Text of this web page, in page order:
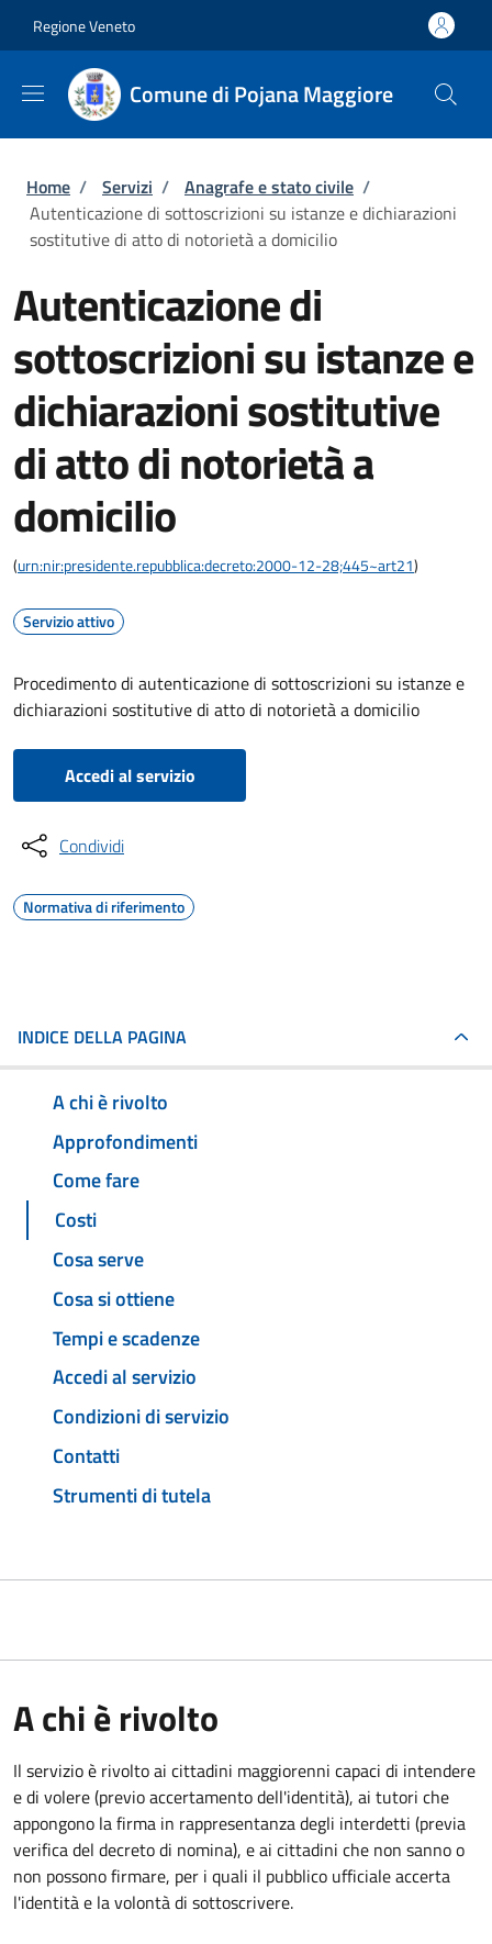
Regione Veneto
Comune di Pojana Maggiore
Briciole di pane
Home / Servizi / Anagrafe e stato civile /
Autenticazione di sottoscrizioni su istanze e dichiarazioni
sostitutive di atto di notorietà a domicilio
Autenticazione di
sottoscrizioni su istanze e
dichiarazioni sostitutive
di atto di notorietà a
domicilio
(urn:nir:presidente.repubblica:decreto:2000-12-28;445~art21)
Servizio attivo
Procedimento di autenticazione di sottoscrizioni su istanze e
dichiarazioni sostitutive di atto di notorietà a domicilio
Accedi al servizio
Condividi
Normativa di riferimento
INDICE DELLA PAGINA
A chi è rivolto
Approfondimenti
Come fare
Costi
Cosa serve
Cosa si ottiene
Tempi e scadenze
Accedi al servizio
Condizioni di servizio
Contatti
Strumenti di tutela
A chi è rivolto
Il servizio è rivolto ai cittadini maggiorenni capaci di intendere
e di volere (previo accertamento dell'identità), ai tutori che
appongono la firma in rappresentanza degli interdetti (previa
verifica del decreto di nomina), e ai cittadini che non sanno o
non possono firmare, per i quali il pubblico ufficiale accerta
l'identità e la volontà di sottoscrivere.